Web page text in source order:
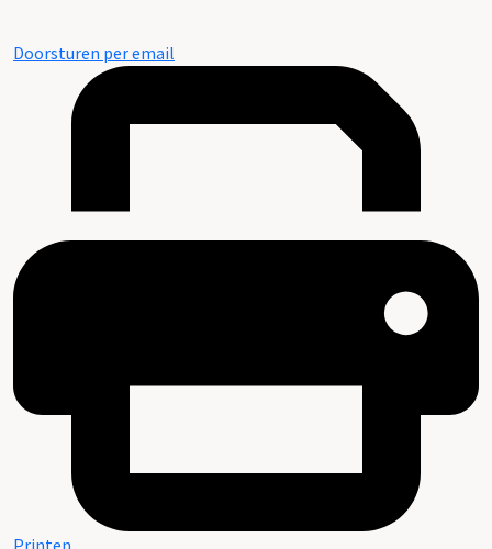
Doorsturen per email